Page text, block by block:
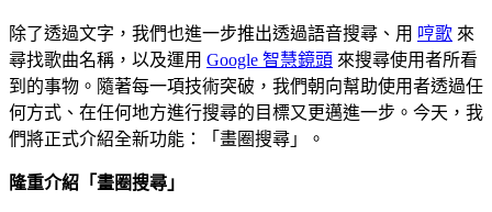
除了透過文字，我們也進一步推出透過語音搜尋、用 哼歌 來
尋找歌曲名稱，以及運用 Google 智慧鏡頭 來搜尋使用者所看
到的事物。隨著每一項技術突破，我們朝向幫助使用者透過任
何方式、在任何地方進行搜尋的目標又更邁進一步。今天，我
們將正式介紹全新功能：「畫圈搜尋」。
隆重介紹「畫圈搜尋」